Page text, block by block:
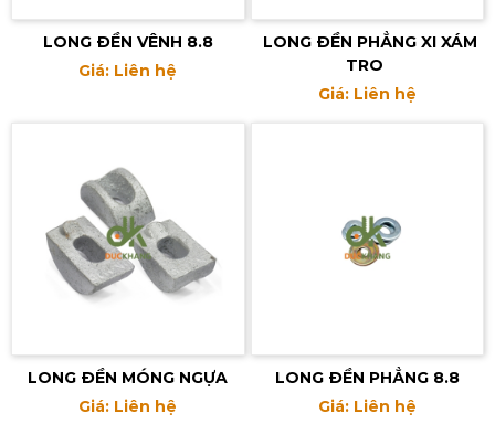
LONG ĐỀN VÊNH 8.8
Giá: Liên hệ
LONG ĐỀN PHẲNG XI XÁM
TRO
Giá: Liên hệ
LONG ĐỀN MÓNG NGỰA
Giá: Liên hệ
LONG ĐỀN PHẲNG 8.8
Giá: Liên hệ